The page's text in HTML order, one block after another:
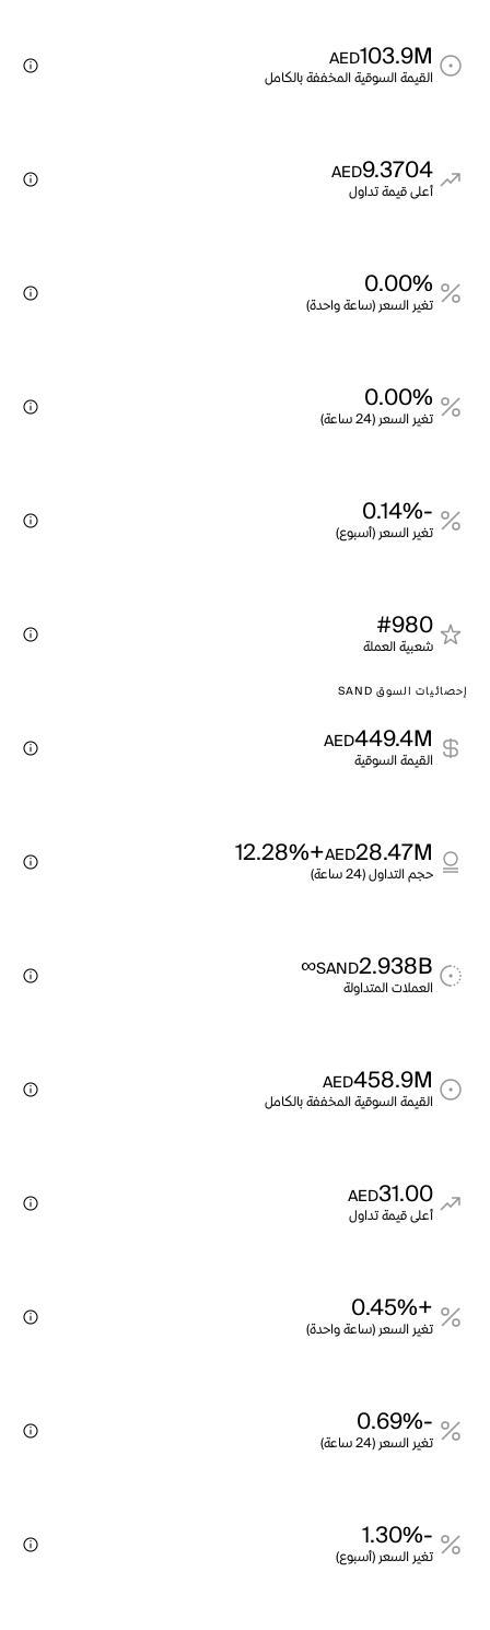
103.9M
AED
القيمة السوقية المخففة بالكامل
9.3704
AED
أعلى قيمة تداول
0.00%
تغير السعر (ساعة واحدة)
0.00%
تغير السعر (24 ساعة)
-0.14%
تغير السعر (أسبوع)
#980
شعبية العملة
إحصائيات السوق SAND
449.4M
AED
القيمة السوقية
28.47M
AED
+12.28%
حجم التداول (24 ساعة)
2.938B
SAND
∞
العملات المتداولة
458.9M
AED
القيمة السوقية المخففة بالكامل
31.00
AED
أعلى قيمة تداول
+0.45%
تغير السعر (ساعة واحدة)
-0.69%
تغير السعر (24 ساعة)
-1.30%
تغير السعر (أسبوع)